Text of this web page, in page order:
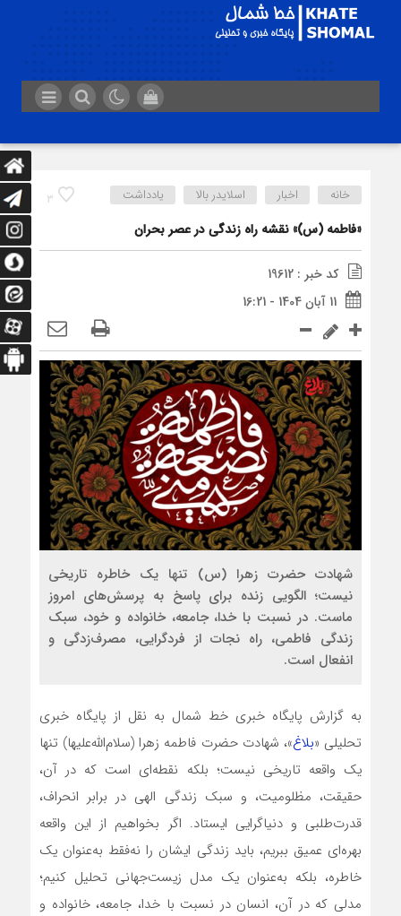
3 خانه اخبار اسلایدر بالا یادداشت
«فاطمه (س)» نقشه راه زندگی در عصر بحران
کد خبر : 19612
11 آبان 1404 - 16:21
شهادت حضرت زهرا (س) تنها یک خاطره تاریخی
نیست؛ الگویی زنده برای پاسخ به پرسش‌های امروز
ماست. در نسبت با خدا، جامعه، خانواده و خود، سبک
زندگی فاطمی، راه نجات از فردگرایی، مصرف‌زدگی و
انفعال است.
به گزارش پایگاه خبری خط شمال به نقل از پایگاه خبری
تحلیلی «بلاغ»، شهادت حضرت فاطمه زهرا (سلام‌الله‌علیها) تنها
یک واقعه تاریخی نیست؛ بلکه نقطه‌ای است که در آن،
حقیقت، مظلومیت، و سبک زندگی الهی در برابر انحراف،
قدرت‌طلبی و دنیاگرایی ایستاد. اگر بخواهیم از این واقعه
بهره‌ای عمیق ببریم، باید زندگی ایشان را نه‌فقط به‌عنوان یک
خاطره، بلکه به‌عنوان یک مدل زیست‌جهانی تحلیل کنیم؛
مدلی که در آن، انسان در نسبت با خدا، جامعه، خانواده و